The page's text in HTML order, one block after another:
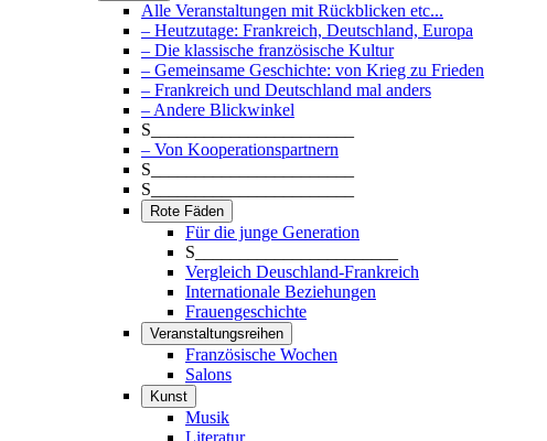
Alle Veranstaltungen mit Rückblicken etc...
– Heutzutage: Frankreich, Deutschland, Europa
– Die klassische französische Kultur
– Gemeinsame Geschichte: von Krieg zu Frieden
– Frankreich und Deutschland mal anders
– Andere Blickwinkel
S_______________________
– Von Kooperationspartnern
S_______________________
S_______________________
Rote Fäden
Für die junge Generation
S_______________________
Vergleich Deuschland-Frankreich
Internationale Beziehungen
Frauengeschichte
Veranstaltungsreihen
Französische Wochen
Salons
Kunst
Musik
Literatur